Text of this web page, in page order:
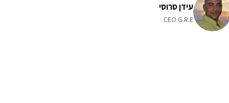
עידן סרוסי
CEO G.R.E